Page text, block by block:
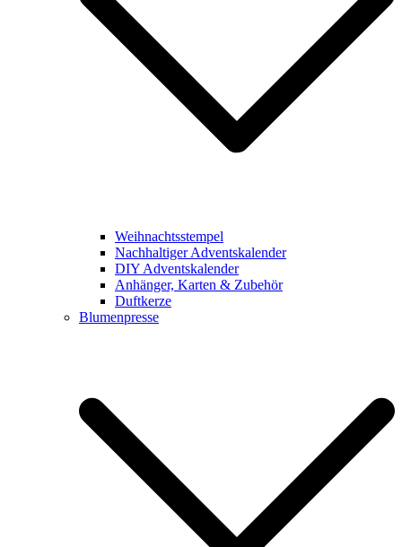
Weihnachtsstempel
Nachhaltiger Adventskalender
DIY Adventskalender
Anhänger, Karten & Zubehör
Duftkerze
Blumenpresse